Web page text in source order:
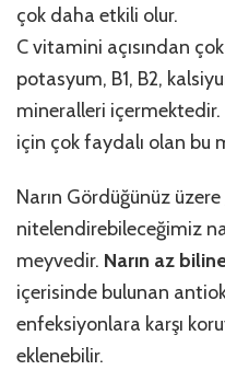
çok daha etkili olur.
C vitamini açısından
potasyum, B1, B2,
mineralleri içermektedir.
için çok faydalı olan bu
Narın Gördüğünüz üzere
nitelendirebileceğimiz
meyvedir. Narın az
içerisinde bulunan
enfeksiyonlara karşı
eklenebilir.